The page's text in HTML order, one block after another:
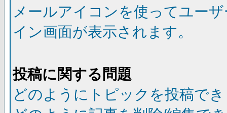
メールアイコンを使ってユー
イン画面が表示されます。
投稿に関する問題
どのようにトピックを投稿で